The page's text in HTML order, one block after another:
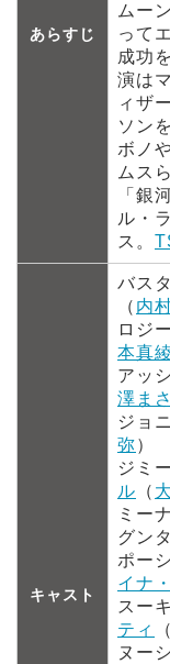
あらすじ
ムー
って
成功
演は
ィザ
ソン
ボノ
ムス
「銀
ル・
ス。
キャスト
バス
（ 内
ロジ
本真綾
アッ
澤ま
ジョ
弥）
ジミ
ル （
ミー
グン
ポー
イナ
スー
ティ
（
ヌー